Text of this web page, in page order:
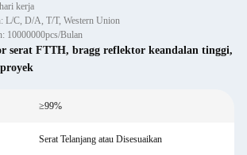
kerja
L/C, D/A, T/T, Western Union
10000000pcs/Bulan
serat FTTH, bragg reflektor keandalan tinggi,
≥99%
Serat Telanjang atau Disesuaikan